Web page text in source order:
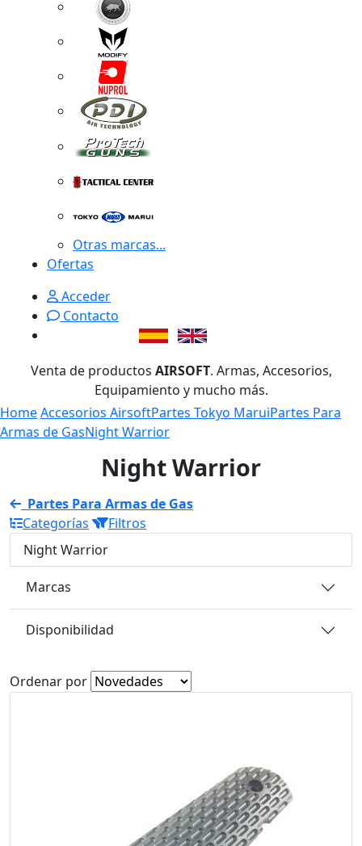
Otras marcas...
Ofertas
Acceder
Contacto
Venta de productos AIRSOFT. Armas, Accesorios,
Equipamiento y mucho más.
HomeAccesorios AirsoftPartes Tokyo MaruiPartes Para
Armas de GasNight Warrior
Night Warrior
Partes Para Armas de Gas
Categorías
Filtros
Night Warrior
Marcas
Disponibilidad
Ordenar por